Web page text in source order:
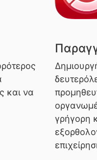
και να
γρήγορη